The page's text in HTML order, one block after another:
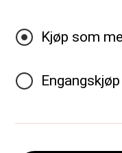
Kjøp som